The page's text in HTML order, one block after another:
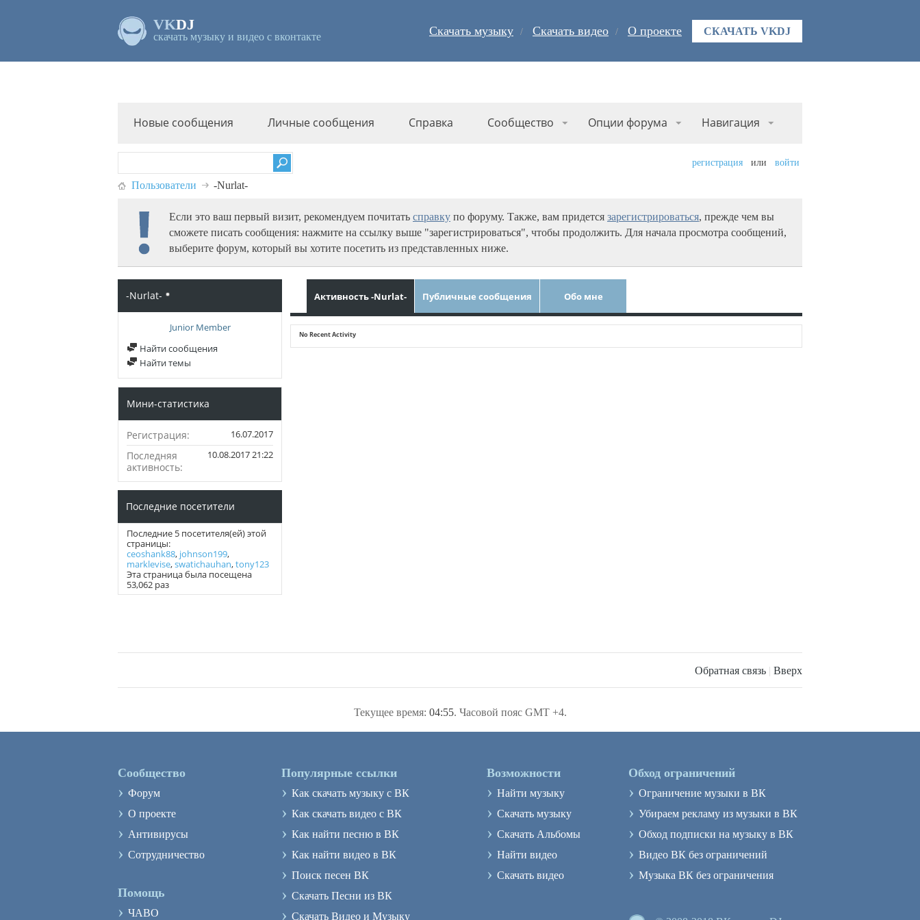
VKDJ
скачать музыку и видео с вконтакте Скачать музыку Скачать видео О проекте СКАЧАТЬ VKDJ
Новые сообщения Личные сообщения Справка Сообщество Опции форума Навигация
регистрация или войти
Пользователи -Nurlat-
Если это ваш первый визит, рекомендуем почитать справку по форуму. Также, вам придется зарегистрироваться, прежде чем вы
сможете писать сообщения: нажмите на ссылку выше "зарегистрироваться", чтобы продолжить. Для начала просмотра сообщений,
выберите форум, который вы хотите посетить из представленных ниже.
-Nurlat-
Junior Member
Найти сообщения
Найти темы
Мини-статистика
Регистрация 16.07.2017
Последняя
активность
10.08.201721:22
Последние посетители
Последние 5 посетителя(ей) этой
страницы:
ceoshank88, johnson199,
marklevise,swatichauhan,tony123
Эта страница была посещена
53,062 раз
Активность -Nurlat- Публичные сообщения Обо мне
No Recent Activity
Обратная связь | Вверх
Текущее время: 04:55. Часовой пояс GMT +4.
Сообщество
› Форум
› О проекте
› Антивирусы
› Сотрудничество
Помощь
› ЧАВО
Популярные ссылки
› Как скачать музыку с ВК
› Как скачать видео с ВК
› Как найти песню в ВК
› Как найти видео в ВК
› Поиск песен ВК
› Скачать Песни из ВК
› Скачать Видео и Музыку
Возможности
› Найти музыку
› Скачать музыку
› Скачать Альбомы
› Найти видео
› Скачать видео
Обход ограничений
› Ограничение музыки в ВК
› Убираем рекламу из музыки в ВК
› Обход подписки на музыку в ВК
› Видео ВК без ограничений
› Музыка ВК без ограничения